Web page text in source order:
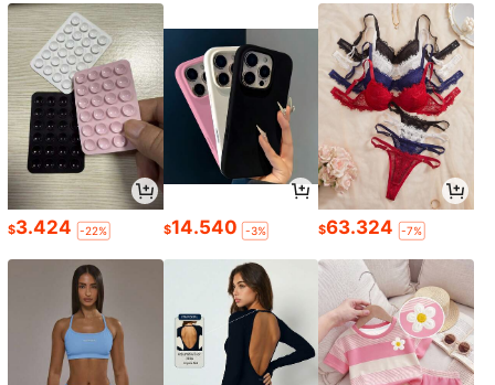
$3.424 -22% $14.540 -3% $63.324 -7%